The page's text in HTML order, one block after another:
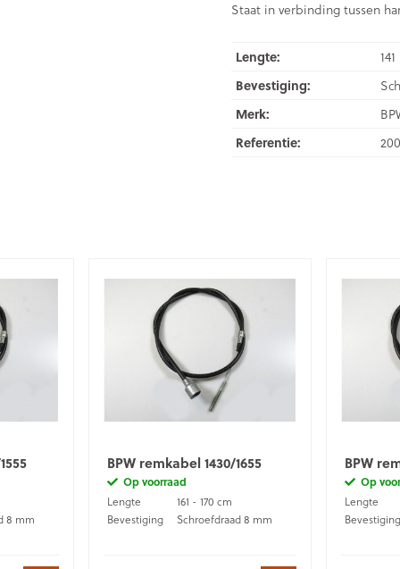
Staat in verbinding tussen
Lengte:
Bevestiging:
Merk:
Referentie:
8 mm
BPW remkabel 1430/1655
Op voorraad
Lengte
161 - 170 cm
Bevestiging
Schroefdraad 8 mm
BPW
Op
Lengte
Bevestiging